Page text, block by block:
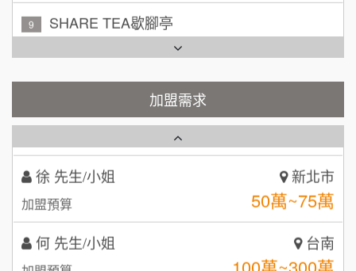
9 SHARE TEA歇腳亭
10 TEA TOP台灣第一味
Cozy coffee可集咖啡
3 秉宏小米甜甜圈
4 潮鍋癮
5 咖啡LOOK
加盟需求
吳 先生/小姐 屏東縣
加盟預算 100萬~200萬
加盟預算 100萬 ~150萬
徐 先生/小姐 新北市
加盟預算 50萬~75萬
何 先生/小姐 台南
加盟預算 100萬~300萬